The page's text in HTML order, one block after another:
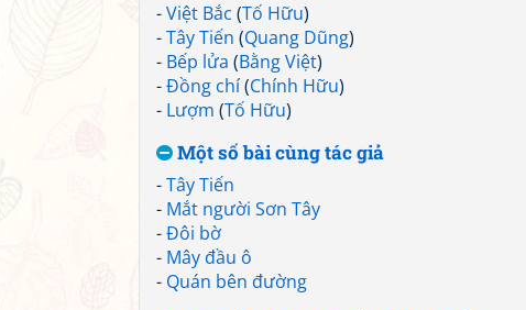
-Việt Bắc (Tố Hữu)
-Tây Tiến (Quang Dũng)
- Bếp lửa (Bằng Việt)
-Đồng chí(Chính Hữu)
- Lượm (Tố Hữu)
Một số bài cùng tác giả
-Tây Tiến
- Mắt người Sơn Tây
-Đôi bờ
- Mây đầu ô
- Quán bên đường